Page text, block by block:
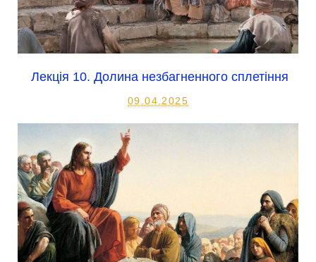
Лекція 10. Долина незбагненного сплетіння
09.04.2025